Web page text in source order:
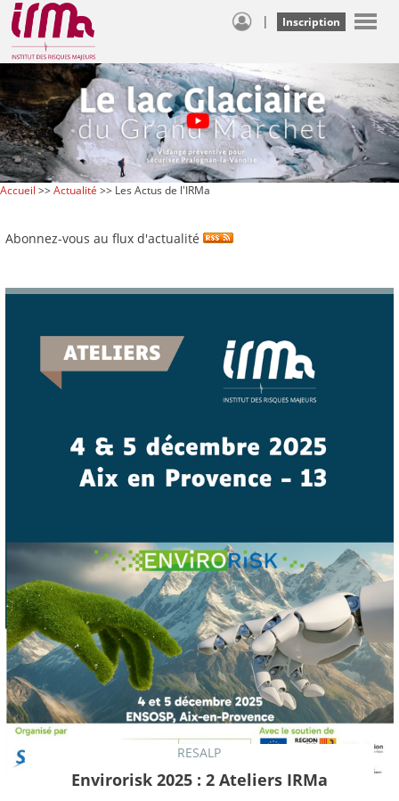
| Inscription
Accueil >>Actualité >> Les Actus de l'IRMa
Abonnez-vous au flux d'actualité
RESALP
Envirorisk 2025 : 2 Ateliers IRMa